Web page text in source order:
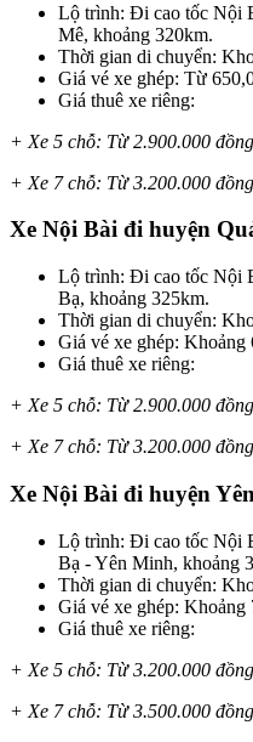
Lộ trình: Đi cao tốc Nội
Mê, khoảng 320km.
Thời gian di chuyển:
Giá vé xe ghép: Từ
Giá thuê xe riêng:
+ Xe 5 chỗ: Từ 2.900.000
+ Xe 7 chỗ: Từ 3.200.000
Xe Nội Bài đi huyện
Lộ trình: Đi cao tốc Nội
Bạ, khoảng 325km.
Thời gian di chuyển:
Giá vé xe ghép: Khoảng
Giá thuê xe riêng:
+ Xe 5 chỗ: Từ 2.900.000
+ Xe 7 chỗ: Từ 3.200.000
Xe Nội Bài đi huyện
Lộ trình: Đi cao tốc Nội
Bạ - Yên Minh, khoảng
Thời gian di chuyển:
Giá vé xe ghép: Khoảng
Giá thuê xe riêng:
+ Xe 5 chỗ: Từ 3.200.000
+ Xe 7 chỗ: Từ 3.500.000